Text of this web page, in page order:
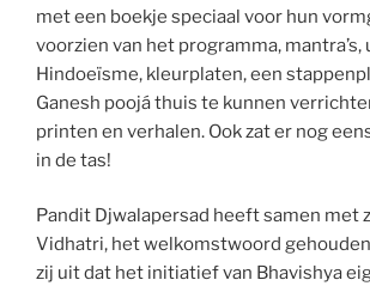
met een boekje speciaal voor hun
voorzien van het programma,
Hindoeïsme, kleurplaten, een
Ganesh poojá thuis te kunnen
printen en verhalen. Ook zat er nog
in de tas!
Pandit Djwalapersad heeft samen met
Vidhatri, het welkomstwoord
zij uit dat het initiatief van Bhavishya